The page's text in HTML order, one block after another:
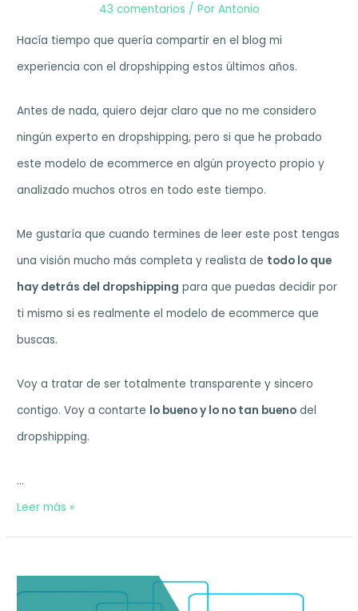
43 comentarios / Por Antonio
Hacía tiempo que quería compartir en el blog mi
experiencia con el dropshipping estos últimos años.
Antes de nada, quiero dejar claro que no me considero
ningún experto en dropshipping, pero si que he probado
este modelo de ecommerce en algún proyecto propio y
analizado muchos otros en todo este tiempo.
Me gustaría que cuando termines de leer este post tengas
una visión mucho más completa y realista de todo lo que
hay detrás del dropshipping para que puedas decidir por
ti mismo si es realmente el modelo de ecommerce que
buscas.
Voy a tratar de ser totalmente transparente y sincero
contigo. Voy a contarte lo bueno y lo no tan bueno del
dropshipping.
…
Dropshipping
con
Leer más »